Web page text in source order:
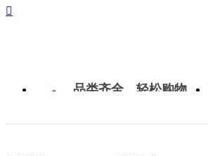

品类齐全，轻松购物